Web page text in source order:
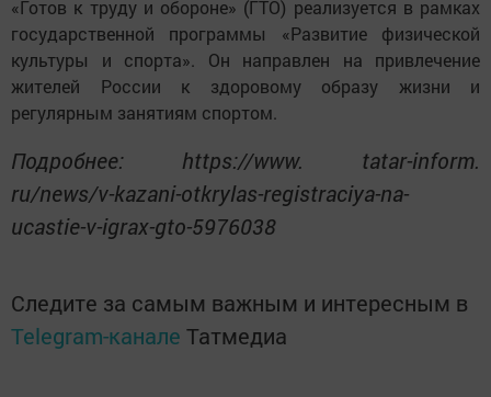
«Готов к труду и обороне» (ГТО) реализуется в рамках
государственной программы «Развитие физической
культуры и спорта». Он направлен на привлечение
жителей России к здоровому образу жизни и
регулярным занятиям спортом.
Подробнее: https://www. tatar-inform.
ru/news/v-kazani-otkrylas-registraciya-na-
ucastie-v-igrax-gto-5976038
Следите за самым важным и интересным в
Telegram-канале Татмедиа